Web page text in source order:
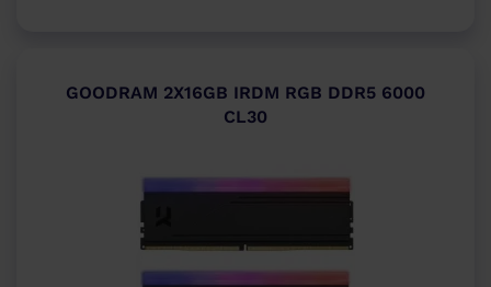
GOODRAM 2X16GB IRDM RGB DDR5 6000
CL30